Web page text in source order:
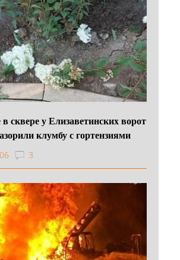
сквере у Елизаветинских ворот
клумбу с гортензиями
3